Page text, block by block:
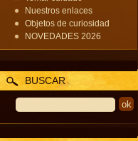
Nuestros enlaces
Objetos de curiosidad
NOVEDADES 2026
BUSCAR